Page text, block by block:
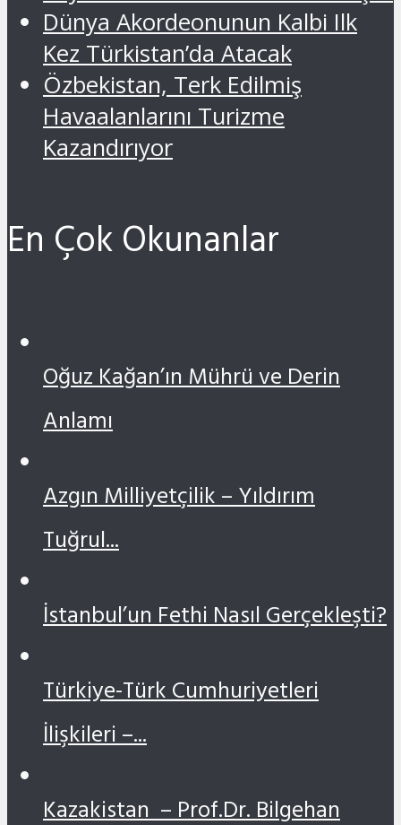
Dünya Akordeonunun Kalbi Ilk
Kez Türkistan’da Atacak
Özbekistan, Terk Edilmiş
Havaalanlarını Turizme
Kazandırıyor
En Çok Okunanlar
Oğuz Kağan’ın Mührü ve Derin
Anlamı
Azgın Milliyetçilik – Yıldırım
Tuğrul...
İstanbul’un Fethi Nasıl Gerçekleşti?
Türkiye-Türk Cumhuriyetleri
İlişkileri –...
Kazakistan – Prof.Dr. Bilgehan